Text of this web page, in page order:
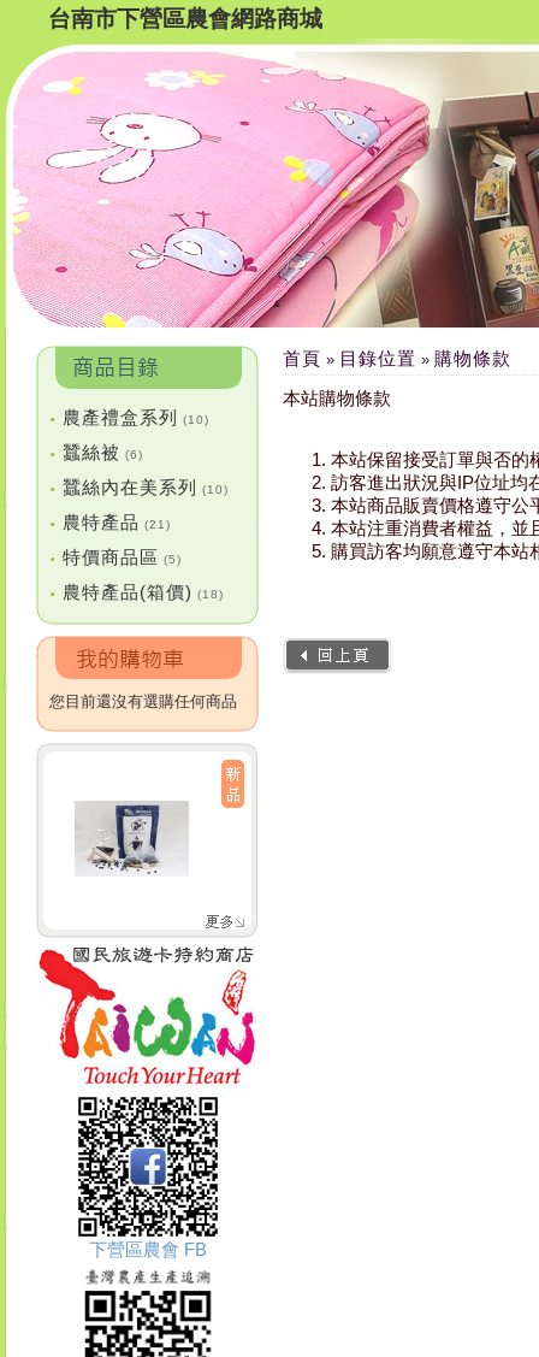
台南市下營區農會網路商城
• 農產禮盒系列 (10)
• 蠶絲被 (6)
• 蠶絲內在美系列 (10)
• 農特產品 (21)
• 特價商品區 (5)
• 農特產品(箱價) (18)
您目前還沒有選購任何商品
下營區農會 FB
首頁 » 目錄位置 » 購物條款
本站購物條款
本站保留接受訂單與否的
訪客進出狀況與IP位址均
本站商品販賣價格遵守公
本站注重消費者權益，並
購買訪客均願意遵守本站